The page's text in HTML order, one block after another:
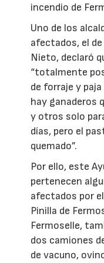
incendio de
Uno de los
afectados, el de
Nieto, declaró
“totalmente
de forraje y
hay ganaderos
y otros solo
días, pero el
quemado”.
Por ello, este
pertenecen
afectados por
Pinilla de
Fermoselle,
dos camiones
de vacuno,